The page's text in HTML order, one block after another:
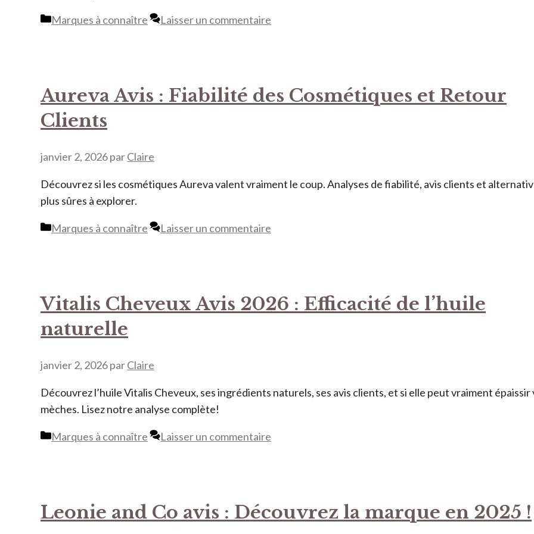
Catégories
Marques à connaître Laisser un commentaire
Aureva Avis : Fiabilité des Cosmétiques et Retour
Clients
janvier 2, 2026parClaire
Découvrez si les cosmétiques Aureva valent vraiment le coup. Analyses de fiabilité, avis clients et
plus sûres à explorer.
Catégories
Marques à connaître Laisser un commentaire
Vitalis Cheveux Avis 2026 : Efficacité de l’huile
naturelle
janvier 2, 2026parClaire
Découvrez l’huile Vitalis Cheveux, ses ingrédients naturels, ses avis clients, et si elle peut vraiment épaissir
mèches. Lisez notre analyse complète!
Catégories
Marques à connaître Laisser un commentaire
Leonie and Co avis : Découvrez la marque en 2025 !